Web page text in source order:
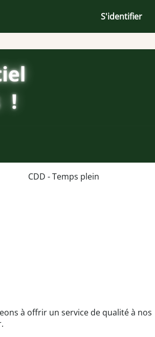
S'identifier
CDD - Temps plein
à offrir un service de qualité à nos